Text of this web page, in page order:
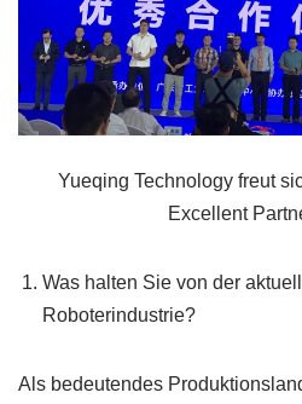
Yueqing Technology freut
Excellent
Was halten Sie von der
Roboterindustrie?
Als bedeutendes